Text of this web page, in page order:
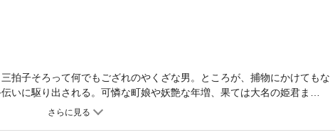
拍子そろって何でもござれのやくざな男。ところが、捕物にかけてもな
いに駆り出される。可憐な町娘や妖艶な年増、果ては大名の姫君ま
ら、ついにはもつれた謎を解き、意外な真相を探り出す。目明しやくざ